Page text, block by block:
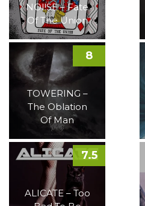
NOI!SE – Fate
Of The Union
TOWERING –
The Oblation
Of Man
8
ALICATE – Too
7.5